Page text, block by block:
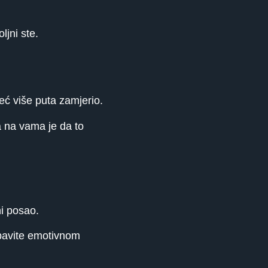
ste.
više puta zamjerio.
na vama je da to
posao.
emotivnom